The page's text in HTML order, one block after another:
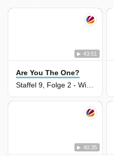
43:51
Are You The One?
Staffel 9, Folge 2 - Wie weit würdest du für die Liebe gehen? Teil 2
40:35